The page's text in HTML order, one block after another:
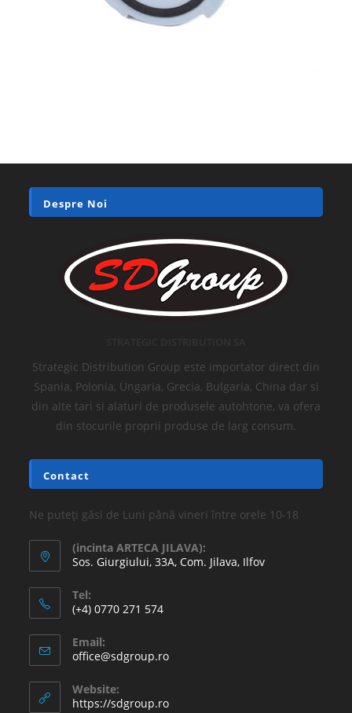
Despre Noi
Strategic Distribution Group este importator direct din
Spania, Polonia, Ungaria, Grecia, Bulgaria, China dar si
din alte tari si alaturi de produsele autohtone, va ofera
din stocurile proprii produse de larg consum.
Contact
Ne puteți găsi de Luni până vineri între orele 10-18
(incinta ARTECA JILAVA):
Sos. Giurgiului, 33A, Com. Jilava, Ilfov
Tel:
(+4) 0770 271 574
Email:
office@sdgroup.ro
Website:
https://sdgroup.ro